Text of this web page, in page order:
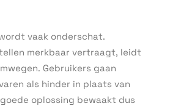
vaak onderschat.
merkbaar vertraagt, leidt
Gebruikers gaan
als hinder in plaats van
oplossing bewaakt dus